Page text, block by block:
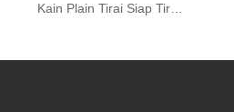
Kain Plain Tirai Siap Tirai Bilik Tidur yang Elegan